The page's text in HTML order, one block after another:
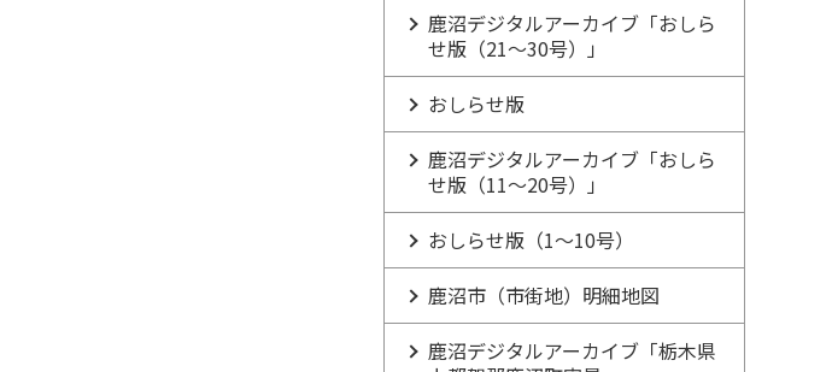
鹿沼デジタルアーカイブ「おしら
せ版（21～30号）」
おしらせ版
鹿沼デジタルアーカイブ「おしら
せ版（11～20号）」
おしらせ版（1～10号）
鹿沼市（市街地）明細地図
鹿沼デジタルアーカイブ「栃木県